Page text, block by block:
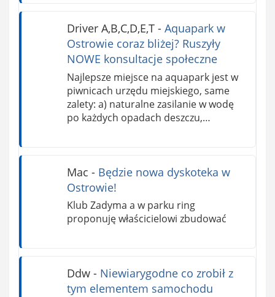
Driver A,B,C,D,E,T- Aquapark w
Ostrowie coraz bliżej? Ruszyły
NOWE konsultacje społeczne
Najlepsze miejsce na aquapark jest w
piwnicach urzędu miejskiego, same
zalety: a) naturalne zasilanie w wodę
po każdych opadach deszczu,…
Mac - Będzie nowa dyskoteka w
Ostrowie!
Klub Zadyma a w parku ring
proponuję właścicielowi zbudować
Ddw- Niewiarygodne co zrobił z
tym elementem samochodu